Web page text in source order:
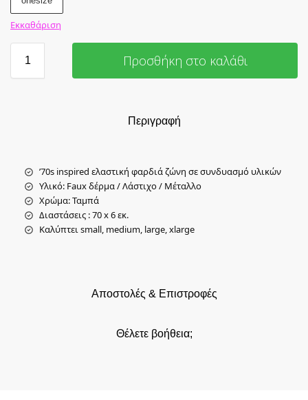
Εκκαθάριση
Προσθήκη στο καλάθι
Περιγραφή
Αποστολές & Επιστροφές
Θέλετε βοήθεια;
’70s inspired ελαστική φαρδιά ζώνη σε συνδυασμό υλικών
Υλικό: Faux δέρμα / Λάστιχο / Μέταλλο
Χρώμα: Ταμπά
Διαστάσεις : 70 x 6 εκ.
Καλύπτει small, medium, large, xlarge